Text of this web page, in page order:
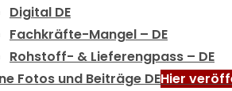
Digital DE
Fachkräfte-Mangel – DE
Rohstoff- & Lieferengpass – DE
Fotos und Beiträge DEHier